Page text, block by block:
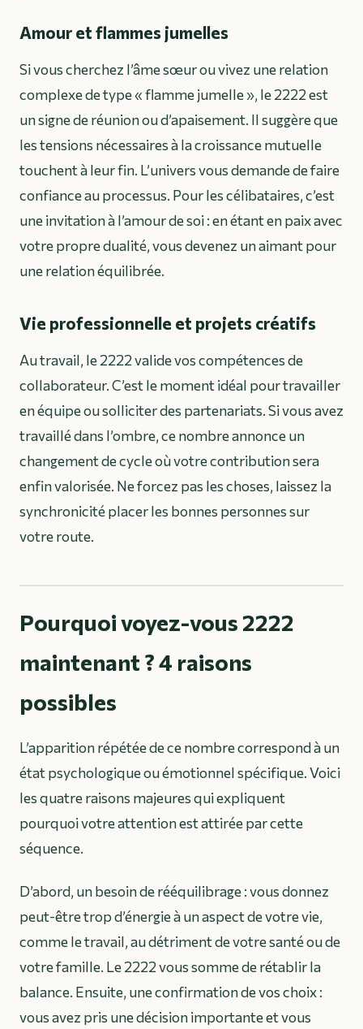
Amour et flammes jumelles
Si vous cherchez l’âme sœur ou vivez une relation
complexe de type « flamme jumelle », le 2222 est
un signe de réunion ou d’apaisement. Il suggère que
les tensions nécessaires à la croissance mutuelle
touchent à leur fin. L’univers vous demande de faire
confiance au processus. Pour les célibataires, c’est
une invitation à l’amour de soi : en étant en paix avec
votre propre dualité, vous devenez un aimant pour
une relation équilibrée.
Vie professionnelle et projets créatifs
Au travail, le 2222 valide vos compétences de
collaborateur. C’est le moment idéal pour travailler
en équipe ou solliciter des partenariats. Si vous avez
travaillé dans l’ombre, ce nombre annonce un
changement de cycle où votre contribution sera
enfin valorisée. Ne forcez pas les choses, laissez la
synchronicité placer les bonnes personnes sur
votre route.
Pourquoi voyez-vous 2222
maintenant ? 4 raisons
possibles
L’apparition répétée de ce nombre correspond à un
état psychologique ou émotionnel spécifique. Voici
les quatre raisons majeures qui expliquent
pourquoi votre attention est attirée par cette
séquence.
D’abord, un besoin de rééquilibrage : vous donnez
peut-être trop d’énergie à un aspect de votre vie,
comme le travail, au détriment de votre santé ou de
votre famille. Le 2222 vous somme de rétablir la
balance. Ensuite, une confirmation de vos choix :
vous avez pris une décision importante et vous